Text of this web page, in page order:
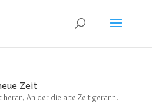
Zeit
An der die alte Zeit gerann.